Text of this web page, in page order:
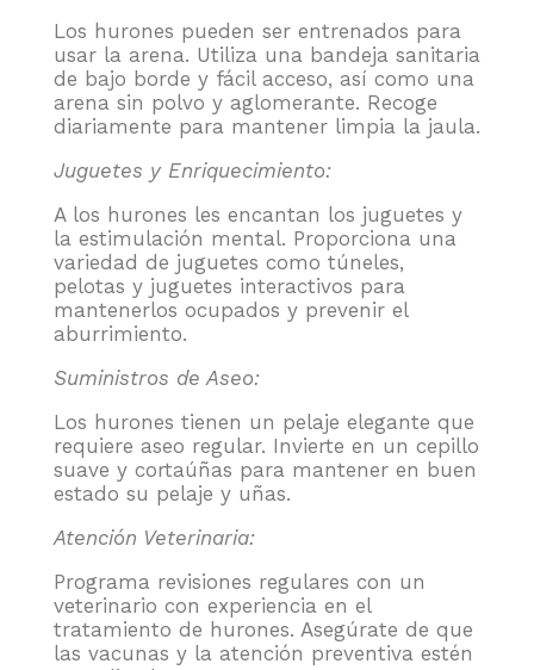
Los hurones pueden ser entrenados para
usar la arena. Utiliza una bandeja sanitaria
de bajo borde y fácil acceso, así como una
arena sin polvo y aglomerante. Recoge
diariamente para mantener limpia la jaula.
Juguetes y Enriquecimiento:
A los hurones les encantan los juguetes y
la estimulación mental. Proporciona una
variedad de juguetes como túneles,
pelotas y juguetes interactivos para
mantenerlos ocupados y prevenir el
aburrimiento.
Suministros de Aseo:
Los hurones tienen un pelaje elegante que
requiere aseo regular. Invierte en un cepillo
suave y cortaúñas para mantener en buen
estado su pelaje y uñas.
Atención Veterinaria:
Programa revisiones regulares con un
veterinario con experiencia en el
tratamiento de hurones. Asegúrate de que
las vacunas y la atención preventiva estén